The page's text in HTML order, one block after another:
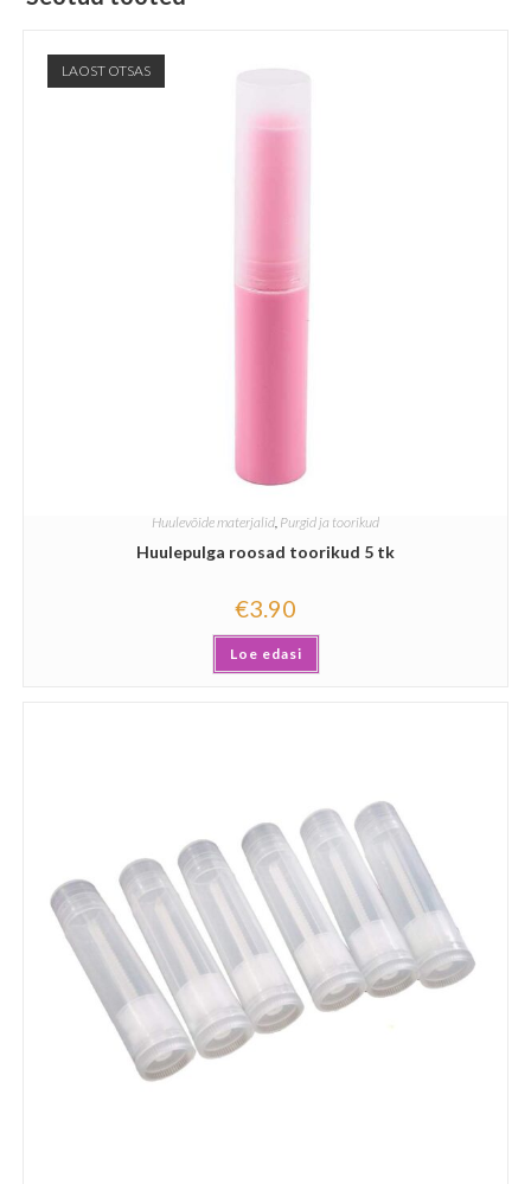
LAOST OTSAS
Huulevõide materjalid Purgid ja toorikud
Huulepulga roosad toorikud 5 tk
€3.90
Loe edasi